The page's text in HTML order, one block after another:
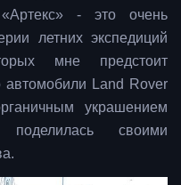
- это очень
летних экспедиций
мне предстоит
автомобили Land Rover
украшением
своими